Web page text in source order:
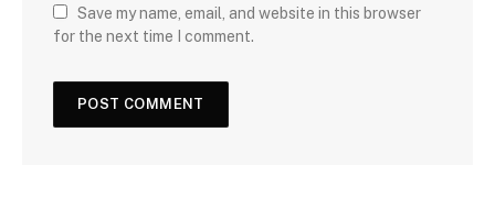
Save my name, email, and website in this browser
for the next time I comment.